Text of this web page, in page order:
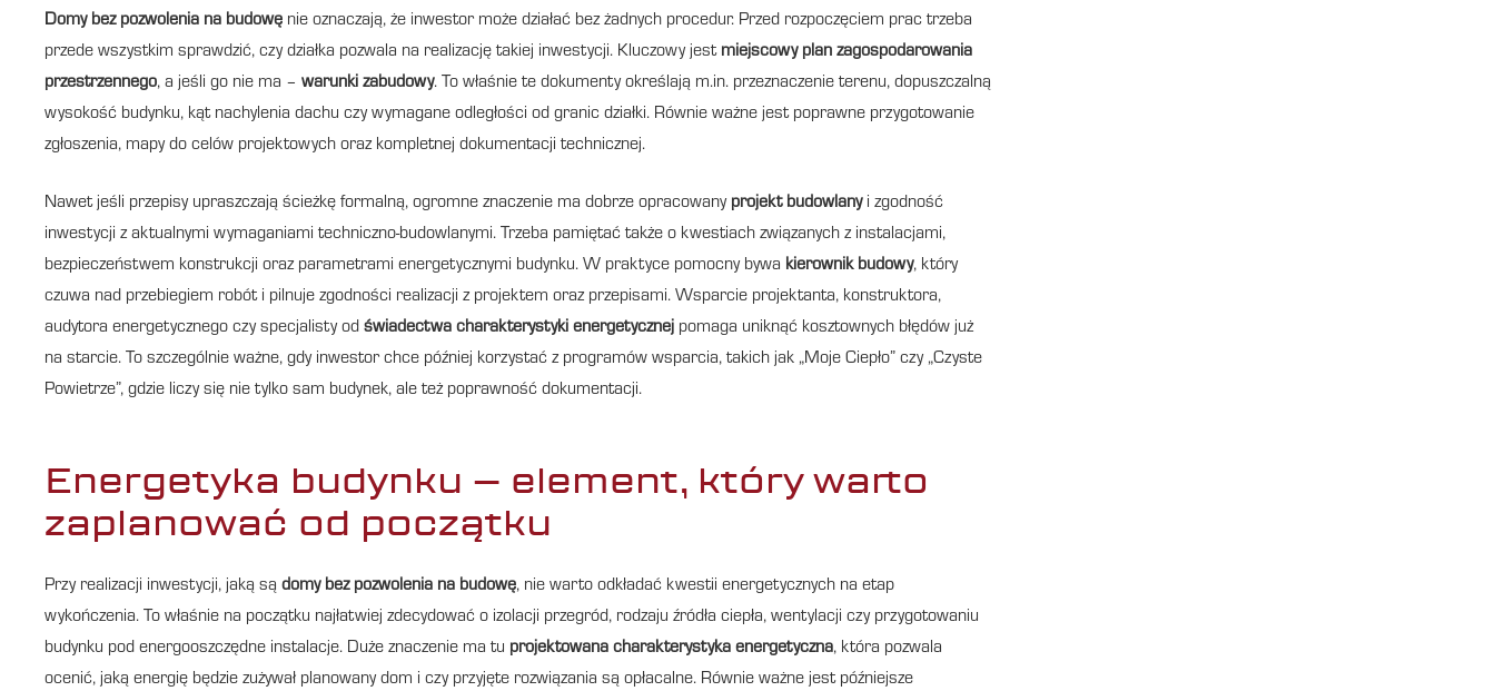
Domy bez pozwolenia na budowę nie oznaczają, że inwestor może działać bez żadnych procedur. Przed rozpoczęciem prac trzeba
przede wszystkim sprawdzić, czy działka pozwala na realizację takiej inwestycji. Kluczowy jest miejscowy plan zagospodarowania
przestrzennego, a jeśli go nie ma – warunki zabudowy. To właśnie te dokumenty określają m.in. przeznaczenie terenu, dopuszczalną
wysokość budynku, kąt nachylenia dachu czy wymagane odległości od granic działki. Równie ważne jest poprawne przygotowanie
zgłoszenia, mapy do celów projektowych oraz kompletnej dokumentacji technicznej.
Nawet jeśli przepisy upraszczają ścieżkę formalną, ogromne znaczenie ma dobrze opracowany projekt budowlanyi zgodność
inwestycji z aktualnymi wymaganiami techniczno-budowlanymi. Trzeba pamiętać także o kwestiach związanych z instalacjami,
bezpieczeństwem konstrukcji oraz parametrami energetycznymi budynku. W praktyce pomocny bywa kierownik budowy, który
czuwa nad przebiegiem robót i pilnuje zgodności realizacji z projektem oraz przepisami. Wsparcie projektanta, konstruktora,
audytora energetycznego czy specjalisty od świadectwa charakterystyki energetycznej pomaga uniknąć kosztownych błędów już
na starcie. To szczególnie ważne, gdy inwestor chce później korzystać z programów wsparcia, takich jak „Moje Ciepło” czy „Czyste
Powietrze”, gdzie liczy się nie tylko sam budynek, ale też poprawność dokumentacji.
Energetyka budynku – element, który warto
zaplanować od początku
Przy realizacji inwestycji, jaką są domy bez pozwolenia na budowę, nie warto odkładać kwestii energetycznych na etap
wykończenia. To właśnie na początku najłatwiej zdecydować o izolacji przegród, rodzaju źródła ciepła, wentylacji czy przygotowaniu
budynku pod energooszczędne instalacje. Duże znaczenie ma tu projektowana charakterystyka energetyczna, która pozwala
ocenić, jaką energię będzie zużywał planowany dom i czy przyjęte rozwiązania są opłacalne. Równie ważne jest późniejsze